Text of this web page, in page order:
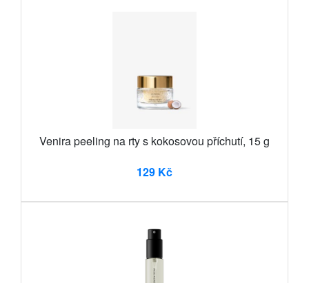
Venira peeling na rty s kokosovou příchutí, 15 g
129 Kč